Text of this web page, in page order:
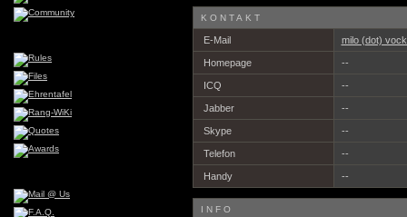
KONTAKT
E-Mail milo (dot)
Homepage --
ICQ --
Jabber --
Skype --
Telefon --
Handy --
INFO